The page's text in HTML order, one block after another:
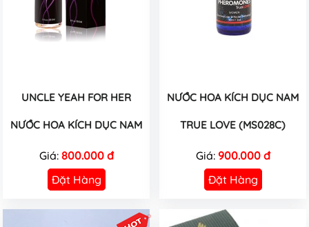
UNCLE YEAH FOR HER
NƯỚC HOA KÍCH DỤC NAM
Giá: 800.000 đ
Đặt Hàng
NƯỚC HOA KÍCH DỤC NAM
TRUE LOVE (MS028C)
Giá: 900.000 đ
Đặt Hàng